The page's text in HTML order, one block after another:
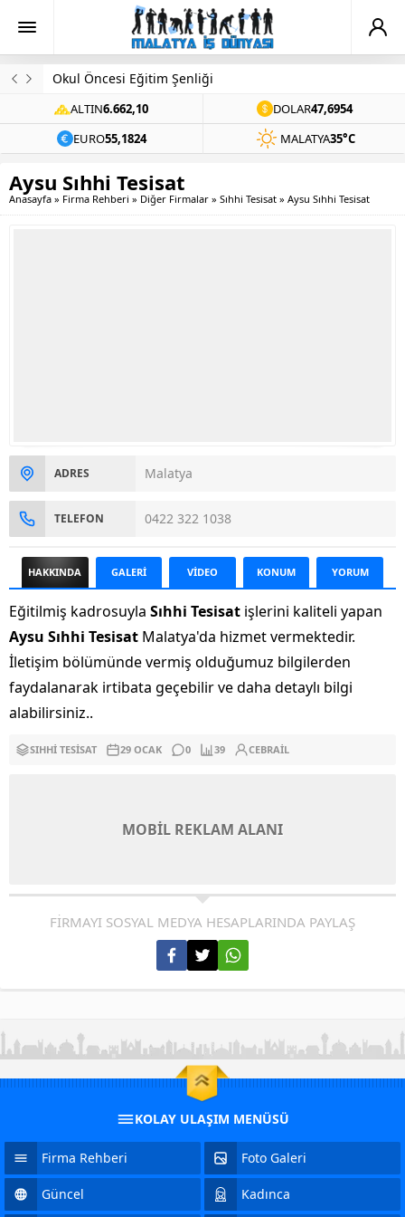
Okul Öncesi Eğitim Şenliği
ALTIN6.662,10 DOLAR47,6954
EURO55,1824 MALATYA35°C
Aysu Sıhhi Tesisat
Anasayfa » Firma Rehberi » Diğer Firmalar » Sıhhi Tesisat » Aysu Sıhhi Tesisat
ADRES Malatya
TELEFON 0422 322 1038
HAKKINDA GALERİ VİDEO KONUM YORUM
Eğitilmiş kadrosuyla Sıhhi Tesisat işlerini kaliteli yapan
Aysu Sıhhi Tesisat Malatya'da hizmet vermektedir.
İletişim bölümünde vermiş olduğumuz bilgilerden
faydalanarak irtibata geçebilir ve daha detaylı bilgi
alabilirsiniz..
SIHHI TESISAT 29 OCAK 0 39 CEBRAIL
MOBİL REKLAM ALANI
FİRMAYI SOSYAL MEDYA HESAPLARINDA PAYLAŞ
KOLAY ULAŞIM MENÜSÜ
Firma Rehberi Foto Galeri
Güncel Kadınca